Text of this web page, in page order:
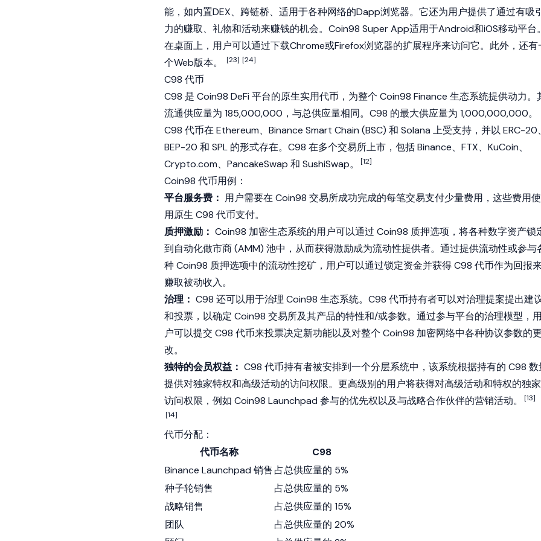
能，如内置DEX、跨链桥、适用于各种网络的Dapp浏览器。它还为用户提供了通过有吸
力的赚取、礼物和活动来赚钱的机会。Coin98 Super App适用于Android和iOS移动平台。
在桌面上，用户可以通过下载Chrome或Firefox浏览器的扩展程序来访问它。此外，还有
个Web版本。
[23] [24]
C98 代币
C98 是 Coin98 DeFi 平台的原生实用代币，为整个 Coin98 Finance 生态系统提供动力。
流通供应量为 185,000,000，与总供应量相同。C98 的最大供应量为 1,000,000,000。
C98 代币在 Ethereum、Binance Smart Chain (BSC) 和 Solana 上受支持，并以 ERC-20、
BEP-20 和 SPL 的形式存在。C98 在多个交易所上市，包括 Binance、FTX、KuCoin、
Crypto.com、PancakeSwap 和 SushiSwap。
[12]
Coin98 代币用例：
平台服务费： 用户需要在 Coin98 交易所成功完成的每笔交易支付少量费用，这些费用使
用原生 C98 代币支付。
质押激励： Coin98 加密生态系统的用户可以通过 Coin98 质押选项，将各种数字资产锁
到自动化做市商 (AMM) 池中，从而获得激励成为流动性提供者。通过提供流动性或参与
种 Coin98 质押选项中的流动性挖矿，用户可以通过锁定资金并获得 C98 代币作为回报
赚取被动收入。
治理： C98 还可以用于治理 Coin98 生态系统。C98 代币持有者可以对治理提案提出建
和投票，以确定 Coin98 交易所及其产品的特性和/或参数。通过参与平台的治理模型，用
户可以提交 C98 代币来投票决定新功能以及对整个 Coin98 加密网络中各种协议参数的更
改。
独特的会员权益： C98 代币持有者被安排到一个分层系统中，该系统根据持有的 C98 数
提供对独家特权和高级活动的访问权限。更高级别的用户将获得对高级活动和特权的独家
访问权限，例如 Coin98 Launchpad 参与的优先权以及与战略合作伙伴的营销活动。
[13]
[14]
代币分配：
代币名称
C98
Binance Launchpad 销售 占总供应量的 5%
种子轮销售
占总供应量的 5%
战略销售
占总供应量的 15%
团队
占总供应量的 20%